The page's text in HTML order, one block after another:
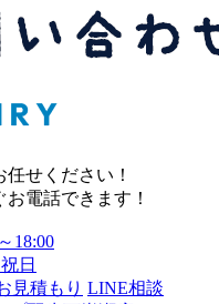
電話できます！
18:00
日
見積もり LINE相談